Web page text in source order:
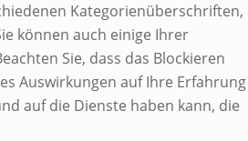
Kategorienüberschriften,
können auch einige Ihrer
Sie, dass das Blockieren
Auswirkungen auf Ihre Erfahrung
auf die Dienste haben kann, die